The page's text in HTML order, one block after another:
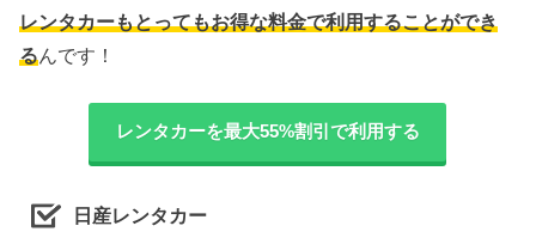
レンタカーもとってもお得な料金で利用することができ
るんです！
レンタカーを最大55%割引で利用する
日産レンタカー